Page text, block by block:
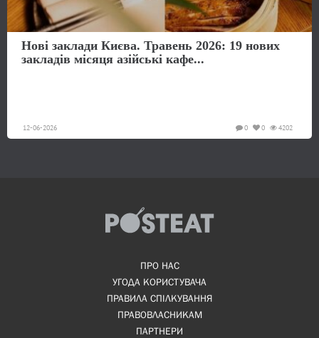
Нові заклади Києва. Травень 2026: 19 нових
закладів місяця азійські кафе...
12-06-2026 4202
0
0
ПРО НАС
УГОДА КОРИСТУВАЧА
ПРАВИЛА СПІЛКУВАННЯ
ПРАВОВЛАСНИКАМ
ПАРТНЕРИ